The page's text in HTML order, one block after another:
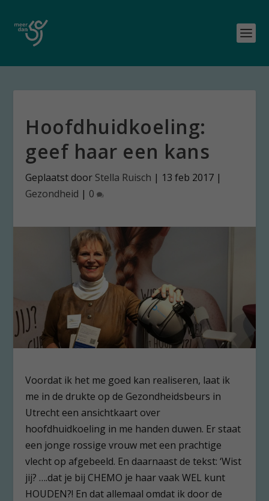
Hoofdhuidkoeling:
geef haar een kans
Geplaatst door Stella Ruisch | 13 feb 2017 |
Gezondheid | 0
Voordat ik het me goed kan realiseren, laat ik
me in de drukte op de Gezondheidsbeurs in
Utrecht een ansichtkaart over
hoofdhuidkoeling in me handen duwen. Er staat
een jonge rossige vrouw met een prachtige
vlecht op afgebeeld. En daarnaast de tekst: ‘Wist
jij? ….dat je bij CHEMO je haar vaak WEL kunt
HOUDEN?! En dat allemaal omdat ik door de